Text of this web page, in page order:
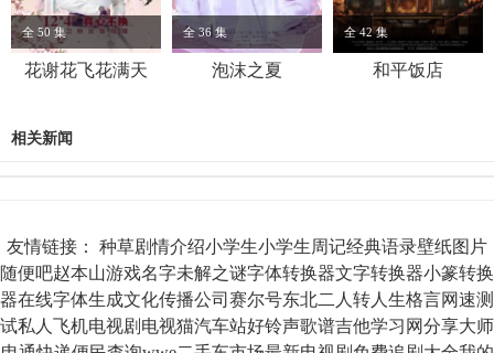
全 50 集
花谢花飞花满天
全 36 集
泡沫之夏
全 42 集
和平饭店
相关新闻
友情链接： 种草剧情介绍小学生小学生周记经典语录壁纸图片
随便吧赵本山游戏名字未解之谜字体转换器文字转换器小篆转换
器在线字体生成文化传播公司 赛尔号东北二人转 人生格言网速测
试私人飞机电视剧 电视猫汽车站好铃声歌谱吉他学习网分享大师